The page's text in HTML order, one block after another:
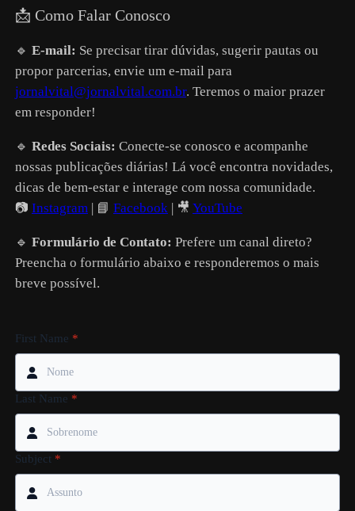
📩 Como Falar Conosco
🔹 E-mail: Se precisar tirar dúvidas, sugerir pautas ou
propor parcerias, envie um e-mail para
jornalvital@jornalvital.com.br. Teremos o maior prazer
em responder!
🔹 Redes Sociais: Conecte-se conosco e acompanhe
nossas publicações diárias! Lá você encontra novidades,
dicas de bem-estar e interage com nossa comunidade.
📷 Instagram| 📘 Facebook| 🎥 YouTube
🔹 Formulário de Contato: Prefere um canal direto?
Preencha o formulário abaixo e responderemos o mais
breve possível.
First Name *
Last Name *
Subject *